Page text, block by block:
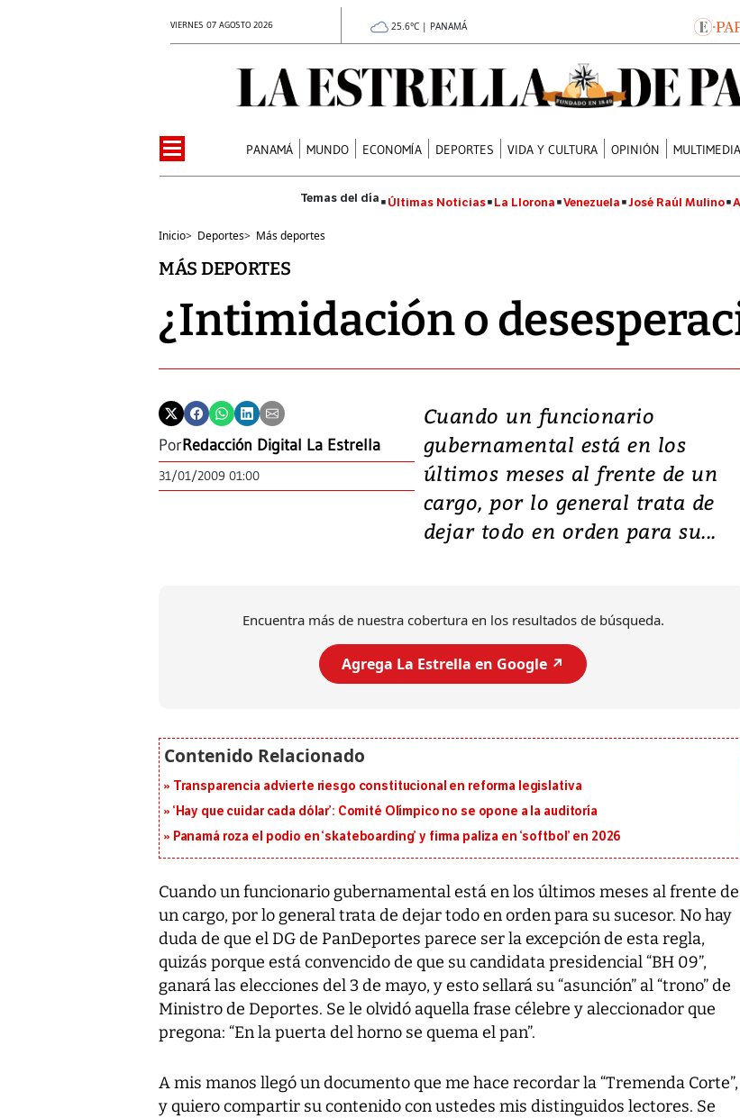
VIERNES 07 AGOSTO 2026 25.6°C | PANAMÁ
PANAMÁ MUNDO ECONOMÍA DEPORTES VIDA Y CULTURA OPINIÓN MULTIMEDIA
Últimas Noticias La Llorona Venezuela José Raúl Mulino
Inicio> Deportes> Más deportes
MÁS DEPORTES
¿Intimidación o
PorRedacción Digital La Estrella
31/01/2009 01:00
Cuando un funcionario
gubernamental está en los
últimos meses al frente de un
cargo, por lo general trata de
dejar todo en orden para su...
Encuentra más de nuestra cobertura en los resultados de búsqueda.
Agrega La Estrella en Google ↗️
Transparencia advierte riesgo constitucional en reforma legislativa
‘Hay que cuidar cada dólar’: Comité Olímpico no se opone a la auditoría
Panamá roza el podio en ‘skateboarding’ y firma paliza en ‘softbol’ en 2026
Cuando un funcionario gubernamental está en los últimos meses al frente de
un cargo, por lo general trata de dejar todo en orden para su sucesor. No hay
duda de que el DG de PanDeportes parece ser la excepción de esta regla,
quizás porque está convencido de que su candidata presidencial “BH 09”,
ganará las elecciones del 3 de mayo, y esto sellará su “asunción” al “trono” de
Ministro de Deportes. Se le olvidó aquella frase célebre y aleccionador que
pregona: “En la puerta del horno se quema el pan”.
A mis manos llegó un documento que me hace recordar la “Tremenda Corte”,
y quiero compartir su contenido con ustedes mis distinguidos lectores. Se
Video: Lula lanza su
candidatura con
promesas de inversión
en defensa, educación y
tierras raras
Entre recuerdos y escuetas
da Silva, oficializó este domingo su
candidatura...